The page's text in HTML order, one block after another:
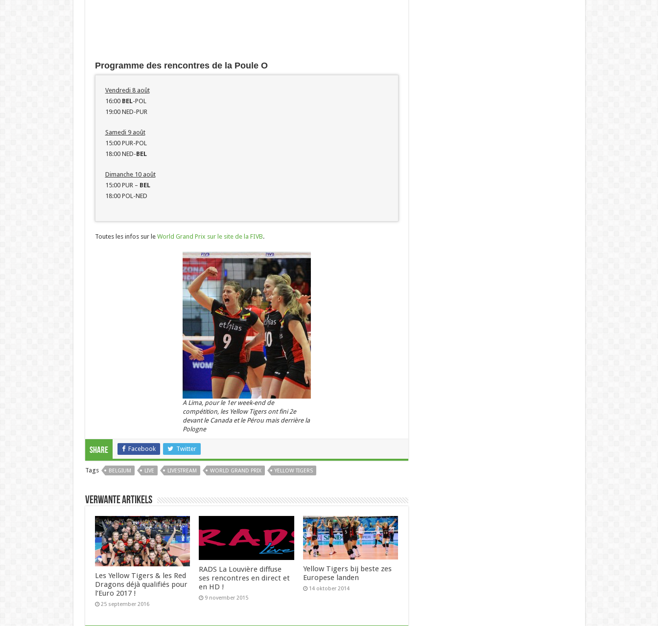
Programme des rencontres de la Poule O
Vendredi 8 août
16:00 BEL-POL
19:00 NED-PUR
Samedi 9 août
15:00 PUR-POL
18:00 NED-BEL
Dimanche 10 août
15:00 PUR – BEL
18:00 POL-NED
Toutes les infos sur leWorld Grand Prix sur le site de la FIVB.
A Lima, pour le 1er week-end de
compétition, les Yellow Tigers ont fini 2e
devant le Canada et le Pérou mais derrière la
Pologne
Share Facebook Twitter
Tags BELGIUM LIVE LIVESTREAM WORLD GRAND PRIX YELLOW TIGERS
Verwante artikels
Les Yellow Tigers & les Red
Dragons déjà qualifiés pour
l’Euro 2017 !
25 september 2016
RADS La Louvière diffuse
ses rencontres en direct et
en HD !
9 november 2015
Yellow Tigers bij beste zes
Europese landen
14 oktober 2014